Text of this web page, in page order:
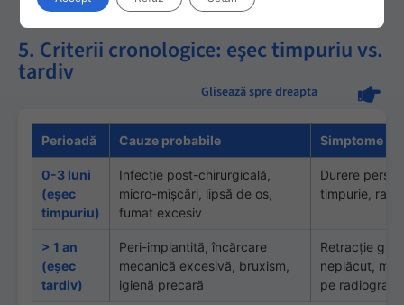
5. Criterii cronologice: eşec timpuriu vs.
tardiv
Glisează spre dreapta
Perioadă Cauze probabile Simptome
0-3 luni
(eşec
timpuriu)
Infecţie post-chirurgicală,
micro-mişcări, lipsă de os,
fumat excesiv
Durere
timpurie,
> 1 an
(eşec
tardiv)
Peri-implantită, încărcare
mecanică excesivă, bruxism,
igienă precară
Retracţie
neplăcut,
pe radiografii